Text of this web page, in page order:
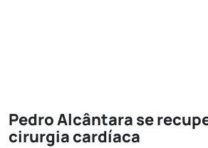
Pedro Alcântara se
cirurgia cardíaca